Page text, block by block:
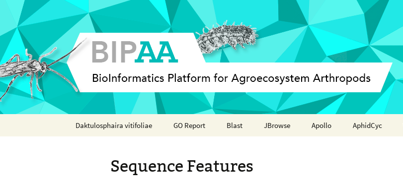
Daktulosphaira vitifoliae GO Report Blast JBrowse Apollo AphidCyc
Sequence Features